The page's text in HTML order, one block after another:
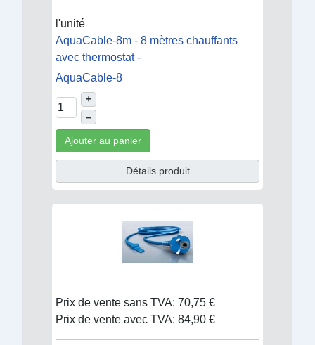
l'unité
AquaCable-8m - 8 mètres chauffants
avec thermostat -
AquaCable-8
+
–
Ajouter au panier
Détails produit
Prix de vente sans TVA: 70,75 €
Prix de vente avec TVA: 84,90 €